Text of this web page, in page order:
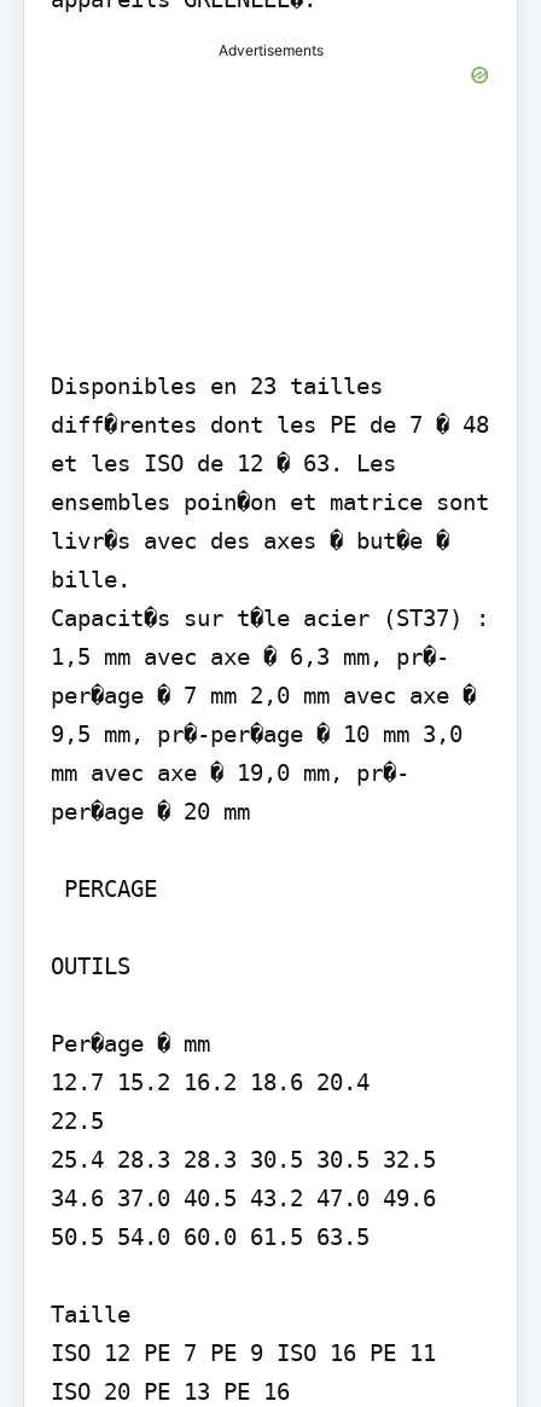
Advertisements
Disponibles en 23 tailles
diff�rentes dont les PE de 7 � 48
et les ISO de 12 � 63. Les
ensembles poin�on et matrice sont
livr�s avec des axes � but�e �
bille.
Capacit�s sur t�le acier (ST37) :
1,5 mm avec axe � 6,3 mm, pr�-
per�age � 7 mm 2,0 mm avec axe �
9,5 mm, pr�-per�age � 10 mm 3,0
mm avec axe � 19,0 mm, pr�-
per�age � 20 mm
OUTILS
Per�age � mm
12.7 15.2 16.2 18.6 20.4
22.5
25.4 28.3 28.3 30.5 30.5 32.5
34.6 37.0 40.5 43.2 47.0 49.6
50.5 54.0 60.0 61.5 63.5
Taille
ISO 12 PE 7 PE 9 ISO 16 PE 11
ISO 20 PE 13 PE 16